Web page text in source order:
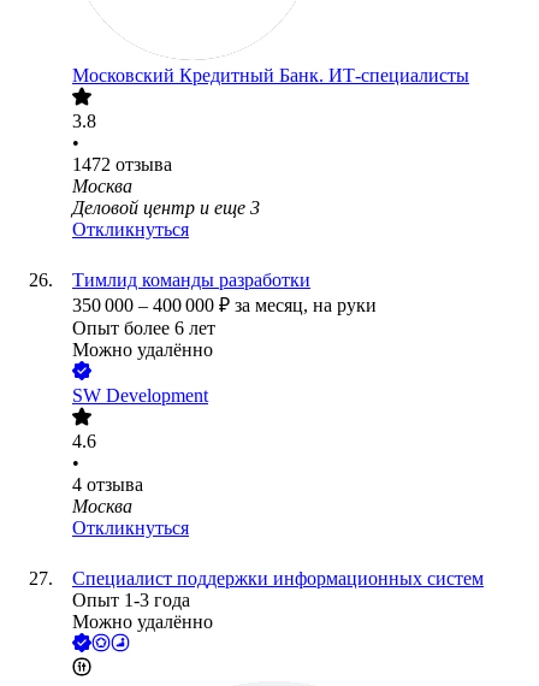
Московский Кредитный Банк. ИТ-специалисты
3.8
•
1472 отзыва
Москва
Деловой центр и еще 3
Откликнуться
Тимлид команды разработки
350 000 – 400 000 ₽ за месяц, на руки
Опыт более 6 лет
Можно удалённо
SW Development
4.6
•
4 отзыва
Москва
Откликнуться
Специалист поддержки информационных систем
Опыт 1-3 года
Можно удалённо